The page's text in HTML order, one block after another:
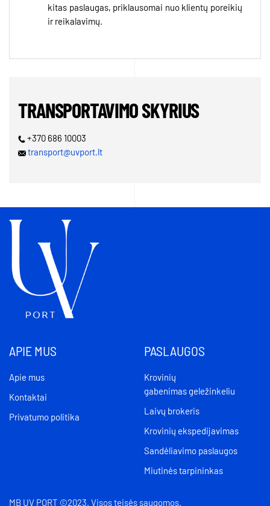
kitas paslaugas, priklausomai nuo klientų poreikių
ir reikalavimų.
TRANSPORTAVIMO SKYRIUS
+370 686 10003
transport@uvport.lt
APIE MUS
Apie mus
Kontaktai
Privatumo politika
PASLAUGOS
Krovinių
gabenimas geležinkeliu
Laivų brokeris
Krovinių ekspedijavimas
Sandėliavimo paslaugos
Miutinės tarpininkas
MB UV PORT ©2023. Visos teisės saugomos.